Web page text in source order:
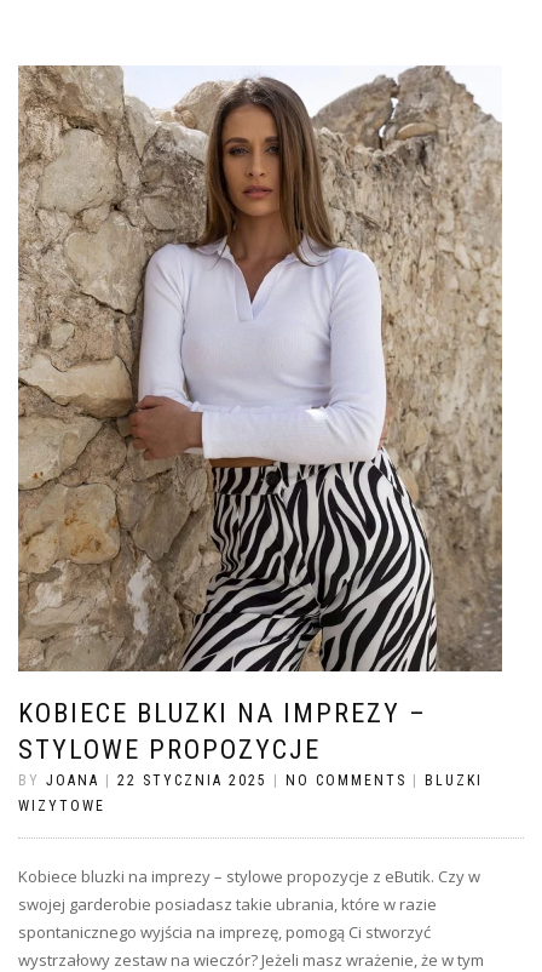
KOBIECE BLUZKI NA IMPREZY –
STYLOWE PROPOZYCJE
BY JOANA 22 STYCZNIA 2025 NO COMMENTS
BLUZKI
WIZYTOWE
Kobiece bluzki na imprezy – stylowe propozycje z eButik. Czy w
swojej garderobie posiadasz takie ubrania, które w razie
spontanicznego wyjścia na imprezę, pomogą Ci stworzyć
wystrzałowy zestaw na wieczór? Jeżeli masz wrażenie, że w tym